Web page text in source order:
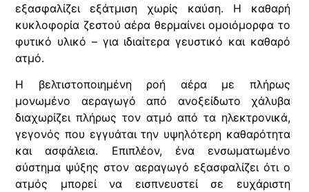
εξασφαλίζει εξάτμιση χωρίς καύση. Η καθαρή
κυκλοφορία ζεστού αέρα θερμαίνει ομοιόμορφα το
φυτικό υλικό – για ιδιαίτερα γευστικό και καθαρό
ατμό.
Η βελτιστοποιημένη ροή αέρα με πλήρως
μονωμένο αεραγωγό από ανοξείδωτο χάλυβα
διαχωρίζει πλήρως τον ατμό από τα ηλεκτρονικά,
γεγονός που εγγυάται την υψηλότερη καθαρότητα
και ασφάλεια. Επιπλέον, ένα ενσωματωμένο
σύστημα ψύξης στον αεραγωγό εξασφαλίζει ότι ο
ατμός μπορεί να εισπνευστεί σε ευχάριστη